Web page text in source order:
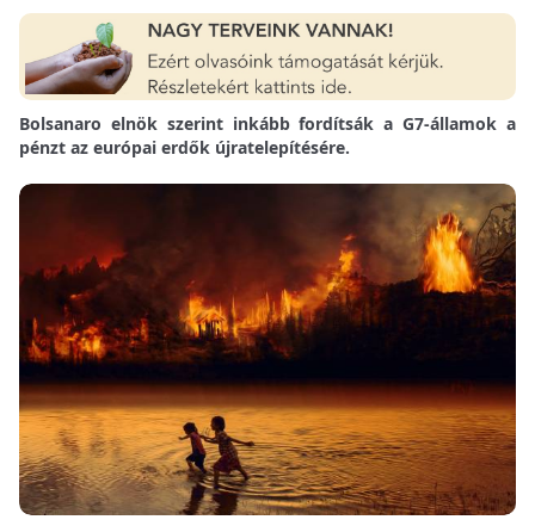
Bolsanaro elnök szerint inkább fordítsák a G7-államok a
pénzt az európai erdők újratelepítésére.